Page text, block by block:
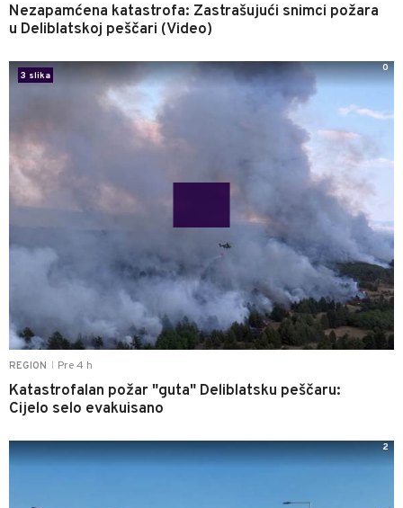
Nezapamćena katastrofa: Zastrašujući snimci požara
u Deliblatskoj peščari (Video)
REGION Pre 4 h
Katastrofalan požar "guta" Deliblatsku peščaru:
Cijelo selo evakuisano
3 slika
0
2